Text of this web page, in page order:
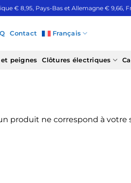
€ 8,95, Pays-Bas et Allemagne € 9,66,
Contact Français
et peignes Clôtures électriques
produit ne correspond à votre